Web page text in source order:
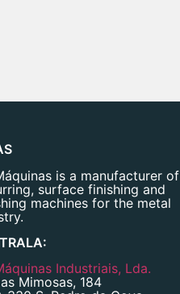
is a manufacturer of
surface finishing and
machines for the metal
Industriais, Lda.
Mimosas, 184